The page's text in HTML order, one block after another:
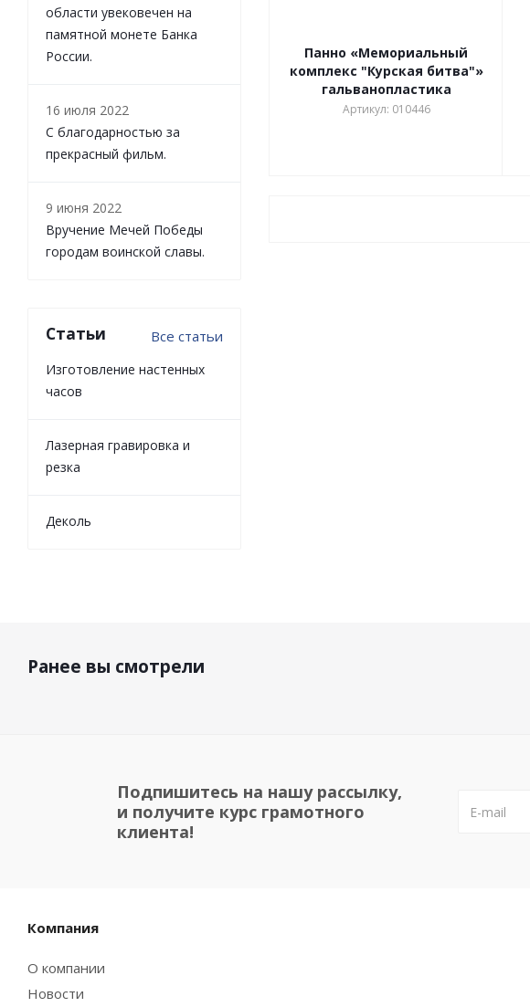
Панно «Мемориальный
комплекс "Курская битва"»
гальванопластика
Артикул: 010446
области увековечен на
памятной монете Банка
России.
16 июля 2022
С благодарностью за
прекрасный фильм.
9 июня 2022
Вручение Мечей Победы
городам воинской славы.
Статьи Все статьи
Изготовление настенных
часов
Лазерная гравировка и
резка
Деколь
Ранее вы смотрели
Подпишитесь на нашу рассылку,
и получите курс грамотного
клиента!
Компания
О компании
Новости